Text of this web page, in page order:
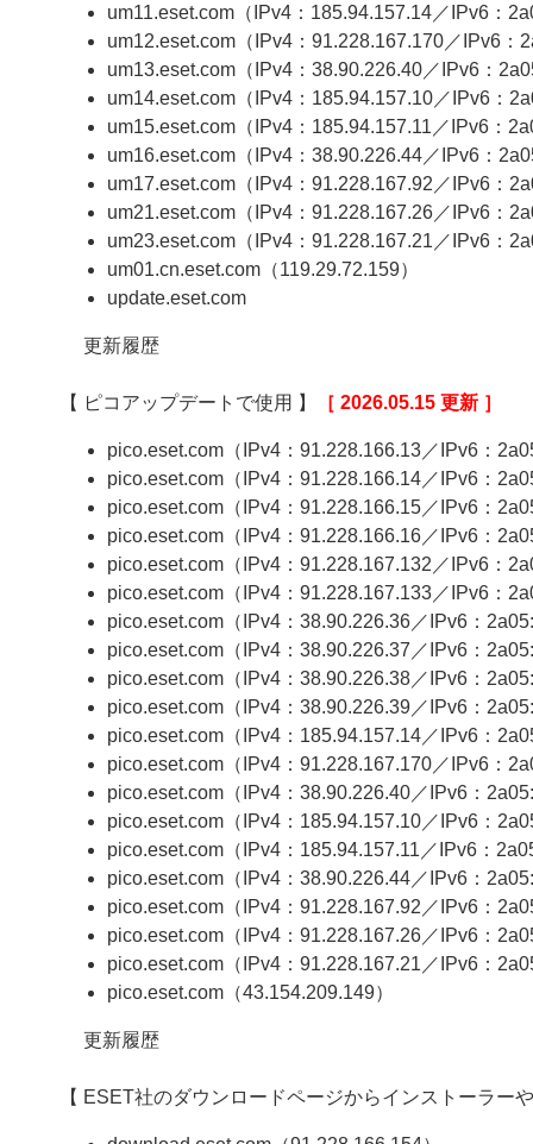
um11.eset.com（IPv4：185.94.157.14／IPv6：
um12.eset.com（IPv4：91.228.167.170／IPv6：
um13.eset.com（IPv4：38.90.226.40／IPv6：
um14.eset.com（IPv4：185.94.157.10／IPv6：
um15.eset.com（IPv4：185.94.157.11／IPv6：
um16.eset.com（IPv4：38.90.226.44／IPv6：
um17.eset.com（IPv4：91.228.167.92／IPv6：
um21.eset.com（IPv4：91.228.167.26／IPv6：
um23.eset.com（IPv4：91.228.167.21／IPv6：
um01.cn.eset.com（119.29.72.159）
update.eset.com
更新履歴
【 ピコアップデートで使用 】 ［ 2026.05.15 更新 ］
pico.eset.com（IPv4：91.228.166.13／IPv6：
pico.eset.com（IPv4：91.228.166.14／IPv6：
pico.eset.com（IPv4：91.228.166.15／IPv6：
pico.eset.com（IPv4：91.228.166.16／IPv6：
pico.eset.com（IPv4：91.228.167.132／IPv6：
pico.eset.com（IPv4：91.228.167.133／IPv6：
pico.eset.com（IPv4：38.90.226.36／IPv6：
pico.eset.com（IPv4：38.90.226.37／IPv6：
pico.eset.com（IPv4：38.90.226.38／IPv6：
pico.eset.com（IPv4：38.90.226.39／IPv6：
pico.eset.com（IPv4：185.94.157.14／IPv6：
pico.eset.com（IPv4：91.228.167.170／IPv6：
pico.eset.com（IPv4：38.90.226.40／IPv6：
pico.eset.com（IPv4：185.94.157.10／IPv6：
pico.eset.com（IPv4：185.94.157.11／IPv6：
pico.eset.com（IPv4：38.90.226.44／IPv6：
pico.eset.com（IPv4：91.228.167.92／IPv6：
pico.eset.com（IPv4：91.228.167.26／IPv6：
pico.eset.com（IPv4：91.228.167.21／IPv6：
pico.eset.com（43.154.209.149）
更新履歴
【 ESET社のダウンロードページからインストーラー